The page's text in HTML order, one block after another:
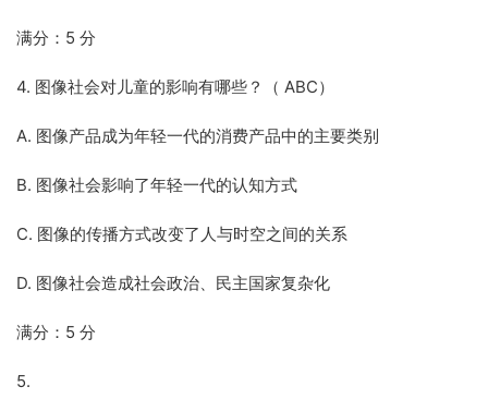
满分：5 分
4. 图像社会对儿童的影响有哪些？（ ABC）
A. 图像产品成为年轻一代的消费产品中的主要类别
B. 图像社会影响了年轻一代的认知方式
C. 图像的传播方式改变了人与时空之间的关系
D. 图像社会造成社会政治、民主国家复杂化
满分：5 分
5.